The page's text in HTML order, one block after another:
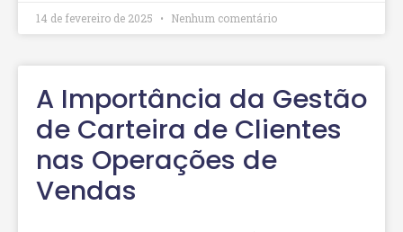
14 de fevereiro de 2025 Nenhum comentário
A Importância da Gestão
de Carteira de Clientes
nas Operações de
Vendas